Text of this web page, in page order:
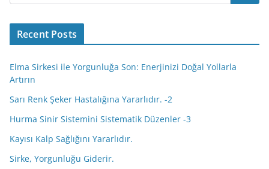
Recent Posts
Elma Sirkesi ile Yorgunluğa Son: Enerjinizi Doğal Yollarla
Artırın
Sarı Renk Şeker Hastalığına Yararlıdır. -2
Hurma Sinir Sistemini Sistematik Düzenler -3
Kayısı Kalp Sağlığını Yararlıdır.
Sirke, Yorgunluğu Giderir.